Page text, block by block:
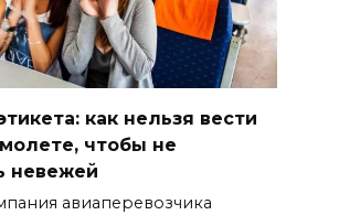
как нельзя вести
чтобы не
невежей
авиаперевозчика